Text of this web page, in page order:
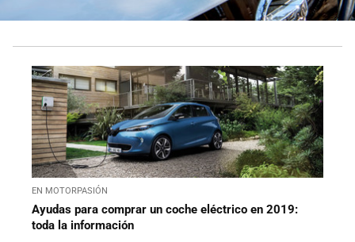
EN MOTORPASIÓN
Ayudas para comprar un coche eléctrico en 2019:
toda la información